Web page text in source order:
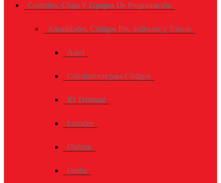
Controles, Chips Y Equipos De Programación
Anualidades, Códigos Pin, Software y Tokens
Autel
Calculadoras para Códigos
IO Terminal
Lonsdor
Obdstar
Otofix